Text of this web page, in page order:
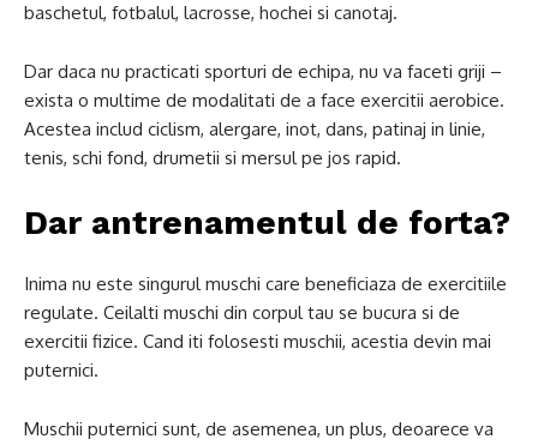
baschetul, fotbalul, lacrosse, hochei si canotaj.
Dar daca nu practicati sporturi de echipa, nu va faceti griji –
exista o multime de modalitati de a face exercitii aerobice.
Acestea includ ciclism, alergare, inot, dans, patinaj in linie,
tenis, schi fond, drumetii si mersul pe jos rapid.
Dar antrenamentul de forta?
Inima nu este singurul muschi care beneficiaza de exercitiile
regulate. Ceilalti muschi din corpul tau se bucura si de
exercitii fizice. Cand iti folosesti muschii, acestia devin mai
puternici.
Muschii puternici sunt, de asemenea, un plus, deoarece va